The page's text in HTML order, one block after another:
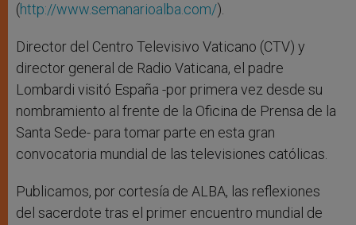
(http://www.semanarioalba.com/).
Director del Centro Televisivo Vaticano (CTV) y
director general de Radio Vaticana, el padre
Lombardi visitó España -por primera vez desde su
nombramiento al frente de la Oficina de Prensa de la
Santa Sede- para tomar parte en esta gran
convocatoria mundial de las televisiones católicas.
Publicamos, por cortesía de ALBA, las reflexiones
del sacerdote tras el primer encuentro mundial de